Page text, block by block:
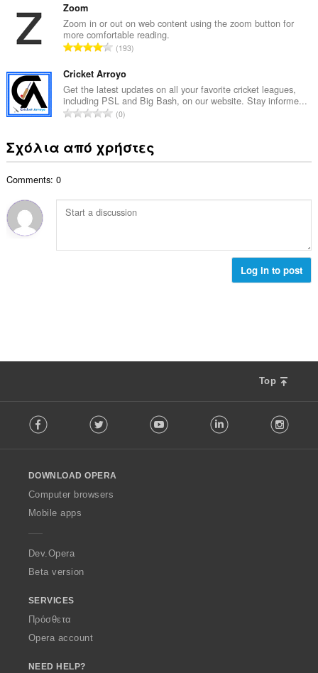
ο
γ
ή
ε
ω
ν
:
θ
μ
ο
λ
ο
γ
ή
ε
ω
ο
λ
ο
α
θ
μ
ο
ο
γ
ε
:
Zoom
Zoom in or out on web content using the zoom button for
more comfortable reading.
Σ
ν
ο
λ
ο
α
θ
λ
ο
193
Cricket Arroyo
Get the latest updates on all your favorite cricket leagues,
including PSL and Big Bash, on our website. Stay informe...
Σ
ν
ο
β
α
ο
0
Σχόλια από χρήστες
Comments: 0
Log in to post
Top
o
w
O
p
a
Facebook Twitter Youtube LinkedIn
DOWNLOAD OPERA
Computer browsers
Mobile apps
Dev.Opera
Beta version
SERVICES
Πρόσθετα
Opera account
NEED HELP?